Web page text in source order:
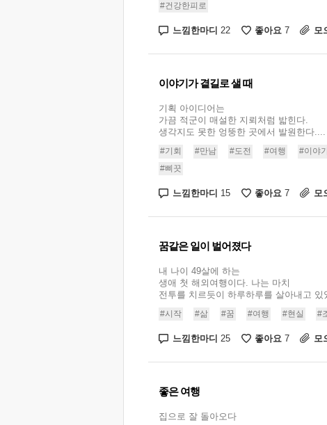
#건강한피로
느낌한마디 22 좋아요 7 모
이야기가 곁길로 샐 때
기획 아이디어는
가끔 적군이 매설한 지뢰처럼 밟힌다.
생각지도 못한 엉뚱한 곳에서 발원한다....
#기회 #만남 #도전 #여행 #이야기
#삐끗
느낌한마디 15 좋아요 7 모
꿈같은 일이 벌어졌다
내 나이 49살에 하는
생애 첫 해외여행이다. 나는 마치
전투를 치르듯이 하루하루를 살아내고 있
#시작 #삶 #꿈 #여행 #현실 #
느낌한마디 25 좋아요 7 모
좋은 여행
집으로 잘 돌아오다